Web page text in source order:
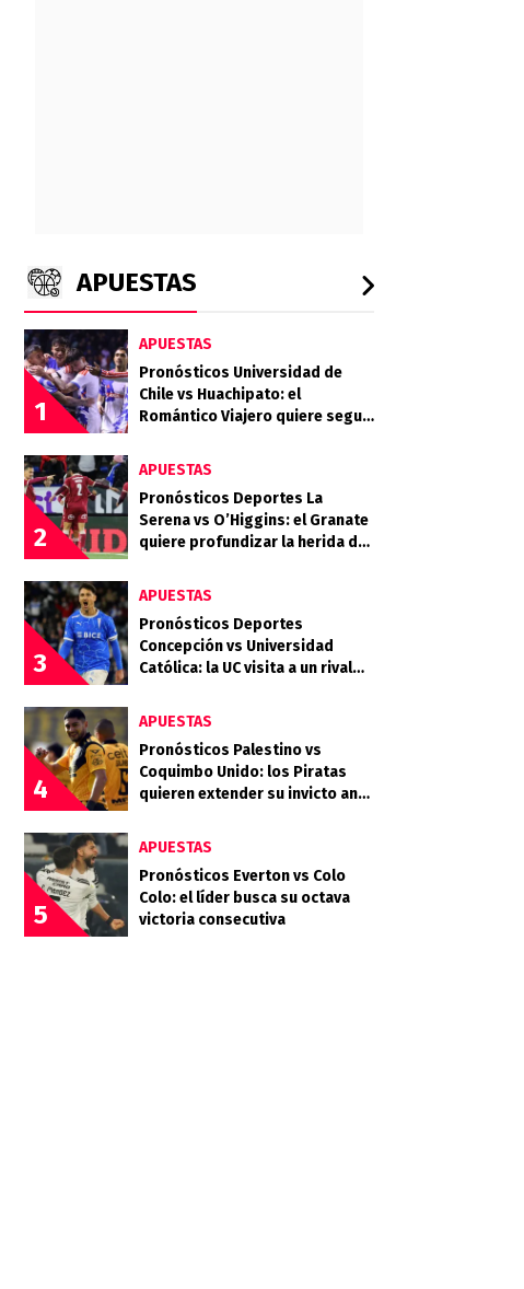
APUESTAS
1
APUESTAS
Pronósticos Universidad de
Chile vs Huachipato: el
Romántico Viajero quiere seguir
2
APUESTAS
Pronósticos Deportes La
Serena vs O’Higgins: el Granate
quiere profundizar la herida del
3
APUESTAS
Pronósticos Deportes
Concepción vs Universidad
Católica: la UC visita a un rival
4
APUESTAS
Pronósticos Palestino vs
Coquimbo Unido: los Piratas
quieren extender su invicto ante
5
APUESTAS
Pronósticos Everton vs Colo
Colo: el líder busca su octava
victoria consecutiva